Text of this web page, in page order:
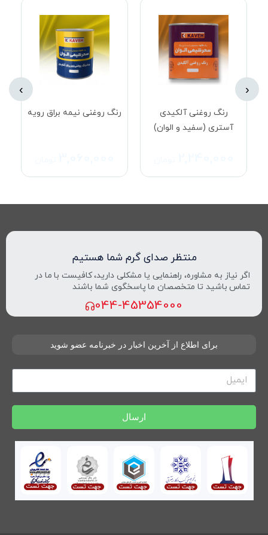
رنگ روغنی نیمه براق رویه
رنگ‌های روغنی براق
‹
›
منتظر صدای گرم شما هستیم
اگر نیاز به مشاوره، راهنمایی یا مشکلی دارید، کافیست با ما در
تماس باشید تا متخصصان ما پاسخگوی شما باشند
044-45354000
برای اطلاع از آخرین اخبار در خبرنامه عضو شوید
ارسال